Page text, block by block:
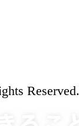
Reserved.